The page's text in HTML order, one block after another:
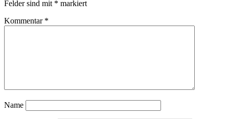
Felder sind mit * markiert
Kommentar *
Name